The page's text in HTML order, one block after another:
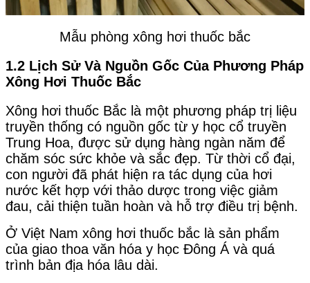
Mẫu phòng xông hơi thuốc bắc
1.2 Lịch Sử Và Nguồn Gốc Của Phương Pháp
Xông Hơi Thuốc Bắc
Xông hơi thuốc Bắc là một phương pháp trị liệu
truyền thống có nguồn gốc từ y học cổ truyền
Trung Hoa, được sử dụng hàng ngàn năm để
chăm sóc sức khỏe và sắc đẹp. Từ thời cổ đại,
con người đã phát hiện ra tác dụng của hơi
nước kết hợp với thảo dược trong việc giảm
đau, cải thiện tuần hoàn và hỗ trợ điều trị bệnh.
Ở Việt Nam xông hơi thuốc bắc là sản phẩm
của giao thoa văn hóa y học Đông Á và quá
trình bản địa hóa lâu dài.